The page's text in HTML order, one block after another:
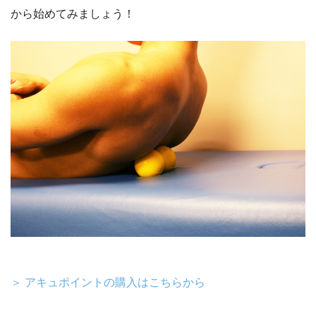
から始めてみましょう！
＞ アキュポイントの購入はこちらから